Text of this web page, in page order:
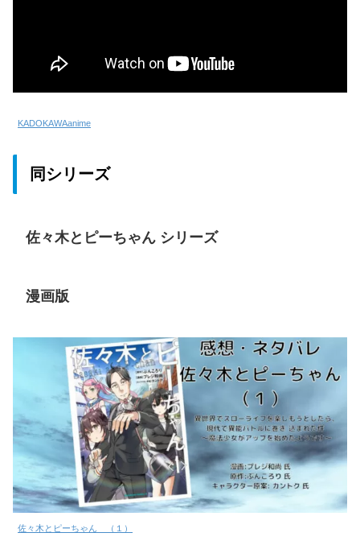
KADOKAWAanime
同シリーズ
佐々木とピーちゃん シリーズ
漫画版
佐々木とピーちゃん （１）